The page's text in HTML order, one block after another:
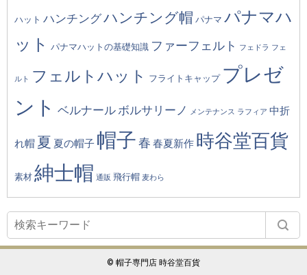
ハット ハンチングハンチング帽 パナマ パナマハ
ット
パナマハットの基礎知識 ファーフェルト フェドラ フェ
ルト フェルトハット フライトキャップ プレゼ
ント ベルナール ボルサリーノ メンテナンス ラフィア 中折
れ帽 夏 夏の帽子 帽子春 春夏新作 時谷堂百貨
素材 紳士帽 通販 飛行帽 麦わら
© 帽子専門店 時谷堂百貨